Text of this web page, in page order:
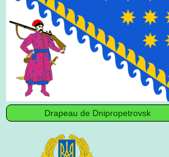
Drapeau de Dnipropetrovsk